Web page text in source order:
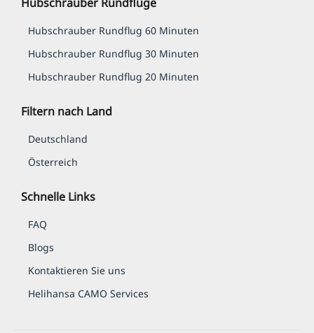
Hubschrauber Rundflüge
Hubschrauber Rundflug 60 Minuten
Hubschrauber Rundflug 30 Minuten
Hubschrauber Rundflug 20 Minuten
Filtern nach Land
Deutschland
Österreich
Schnelle Links
FAQ
Blogs
Kontaktieren Sie uns
Helihansa CAMO Services